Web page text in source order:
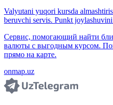
Valyutani yuqori kursda
beruvchi servis. Punkt joylashuvini
Сервис, помогающий найти
валюты с выгодным курсом.
прямо на карте.
onmap.uz